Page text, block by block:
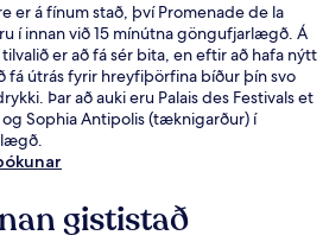
er á fínum stað, því Promenade de la
í innan við 15 mínútna göngufjarlægð. Á
er að fá sér bita, en eftir að hafa nýtt
fá útrás fyrir hreyfiþörfina bíður þín svo
Þar að auki eru Palais des Festivals et
Sophia Antipolis (tæknigarður) í
gististað